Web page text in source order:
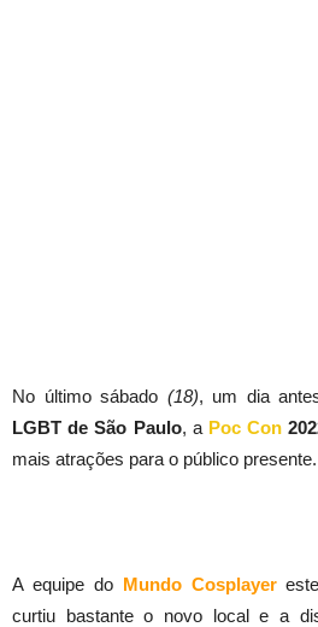
No último sábado (18), um dia
LGBT de São Paulo, a Poc Con
mais atrações para o público presente.
A equipe do Mundo Cosplayer
curtiu bastante o novo local e a